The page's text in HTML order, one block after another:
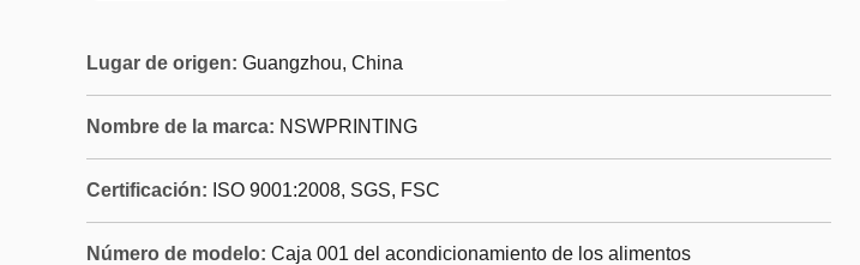
Lugar de origen: Guangzhou, China
Nombre de la marca: NSWPRINTING
Certificación: ISO 9001:2008, SGS, FSC
Número de modelo: Caja 001 del acondicionamiento de los alimentos